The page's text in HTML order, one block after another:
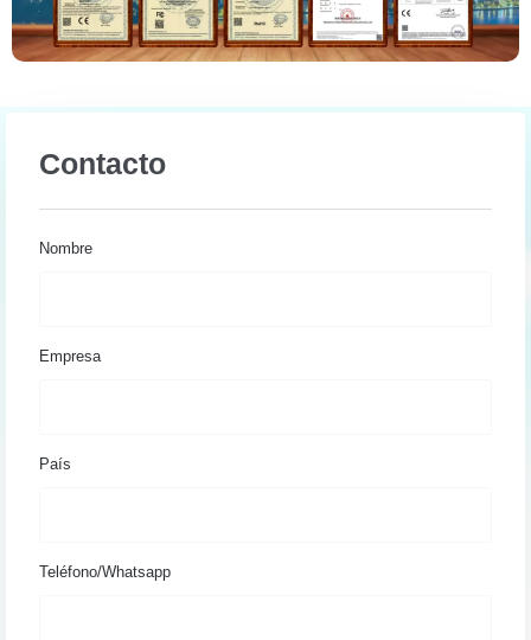
Contacto
Nombre
Empresa
País
Teléfono/Whatsapp